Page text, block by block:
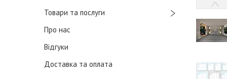
Товари та послуги
Про нас
Відгуки
Доставка та оплата